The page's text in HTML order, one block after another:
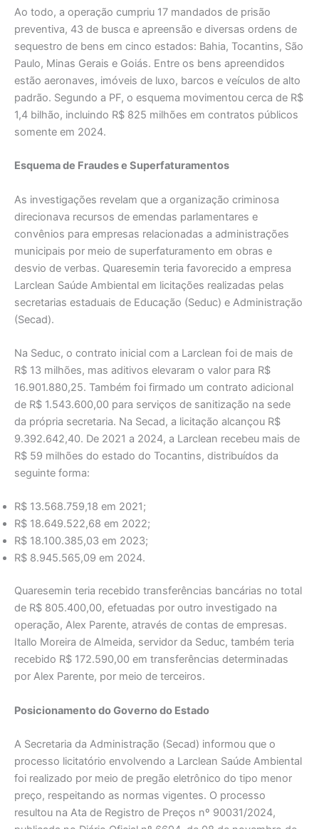
Ao todo, a operação cumpriu 17 mandados de prisão
preventiva, 43 de busca e apreensão e diversas ordens de
sequestro de bens em cinco estados: Bahia, Tocantins, São
Paulo, Minas Gerais e Goiás. Entre os bens apreendidos
estão aeronaves, imóveis de luxo, barcos e veículos de alto
padrão. Segundo a PF, o esquema movimentou cerca de R$
1,4 bilhão, incluindo R$ 825 milhões em contratos públicos
somente em 2024.
Esquema de Fraudes e Superfaturamentos
As investigações revelam que a organização criminosa
direcionava recursos de emendas parlamentares e
convênios para empresas relacionadas a administrações
municipais por meio de superfaturamento em obras e
desvio de verbas. Quaresemin teria favorecido a empresa
Larclean Saúde Ambiental em licitações realizadas pelas
secretarias estaduais de Educação (Seduc) e Administração
(Secad).
Na Seduc, o contrato inicial com a Larclean foi de mais de
R$ 13 milhões, mas aditivos elevaram o valor para R$
16.901.880,25. Também foi firmado um contrato adicional
de R$ 1.543.600,00 para serviços de sanitização na sede
da própria secretaria. Na Secad, a licitação alcançou R$
9.392.642,40. De 2021 a 2024, a Larclean recebeu mais de
R$ 59 milhões do estado do Tocantins, distribuídos da
seguinte forma:
R$ 13.568.759,18 em 2021;
R$ 18.649.522,68 em 2022;
R$ 18.100.385,03 em 2023;
R$ 8.945.565,09 em 2024.
Quaresemin teria recebido transferências bancárias no total
de R$ 805.400,00, efetuadas por outro investigado na
operação, Alex Parente, através de contas de empresas.
Itallo Moreira de Almeida, servidor da Seduc, também teria
recebido R$ 172.590,00 em transferências determinadas
por Alex Parente, por meio de terceiros.
Posicionamento do Governo do Estado
A Secretaria da Administração (Secad) informou que o
processo licitatório envolvendo a Larclean Saúde Ambiental
foi realizado por meio de pregão eletrônico do tipo menor
preço, respeitando as normas vigentes. O processo
resultou na Ata de Registro de Preços nº 90031/2024,